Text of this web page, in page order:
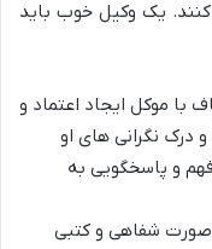
یک وکیل خوب باید
با موکل ایجاد اعتماد و
نگرانی های او
و پاسخگویی به
صورت شفاهی و کتبی